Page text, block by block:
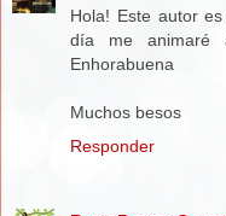
Hola! Este autor
día me animaré
Enhorabuena
Muchos besos
Responder